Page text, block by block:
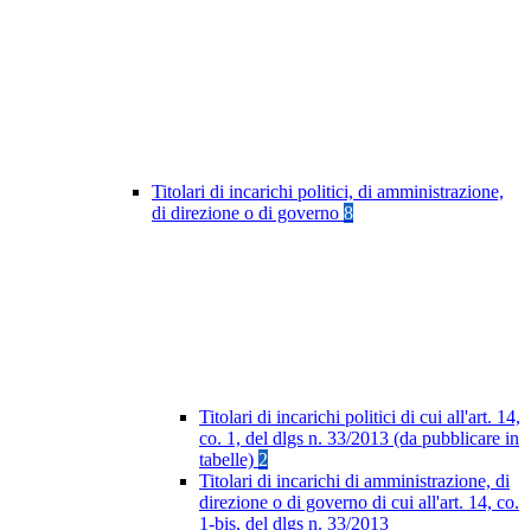
Titolari di incarichi politici, di amministrazione,
di direzione o di governo 8
Titolari di incarichi politici di cui all'art. 14,
co. 1, del dlgs n. 33/2013 (da pubblicare in
tabelle) 2
Titolari di incarichi di amministrazione, di
direzione o di governo di cui all'art. 14, co.
1-bis, del dlgs n. 33/2013